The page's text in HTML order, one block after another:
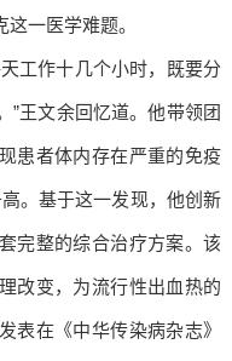
一医学难题。
工作十几个小时，既要分
”王文余回忆道。他带领团
患者体内存在严重的免疫
。基于这一发现，他创新
完整的综合治疗方案。该
改变，为流行性出血热的
表在《中华传染病杂志》